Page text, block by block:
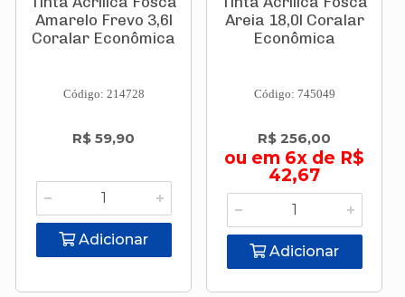
Amarelo Frevo 3,6l
Coralar Econômica
Código: 214728
R$ 59,90
Adicionar
Areia 18,0l Coralar
Econômica
Código: 745049
R$ 256,00
ou em 6x de R$
42,67
Adicionar